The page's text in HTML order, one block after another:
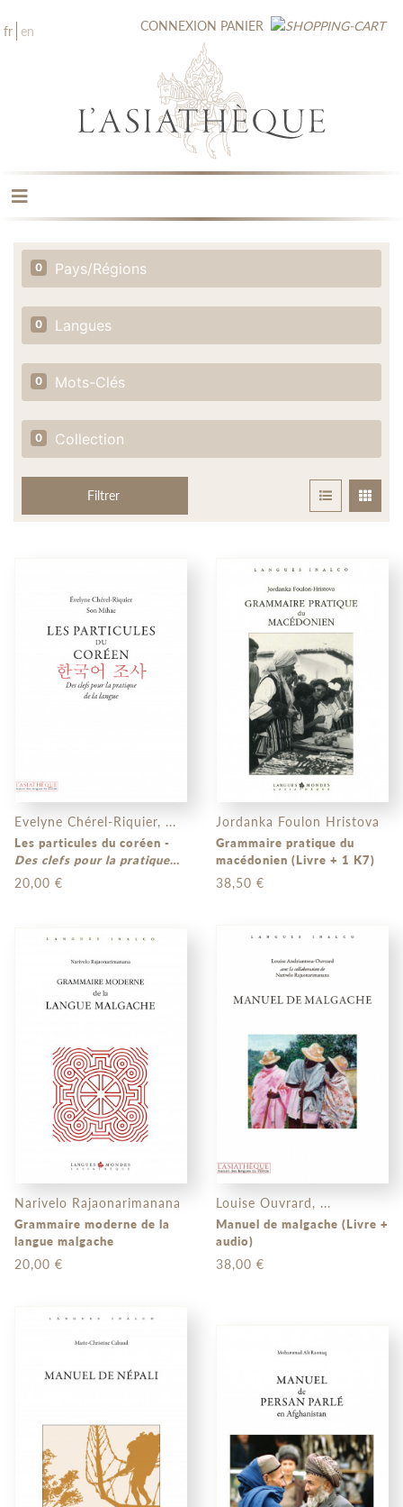
fr en CONNEXION PANIER
LES ÉDITIONS
LA LIBRAIRIE
CATALOGUE
MÉDIATHÈQUE
NOUVEAUTÉS / À PARAÎTRE
0 Pays/Régions
0 Langues
0 Mots-Clés
0 Collection
Filtrer
Evelyne Chérel-Riquier, ...
Les particules du coréen -
Des clefs pour la pratique
de la langue
20,00 €
Jordanka Foulon Hristova
Grammaire pratique du
macédonien (Livre + 1 K7)
38,50 €
Narivelo Rajaonarimanana
Grammaire moderne de la
langue malgache
20,00 €
Louise Ouvrard, ...
Manuel de malgache (Livre +
audio)
38,00 €